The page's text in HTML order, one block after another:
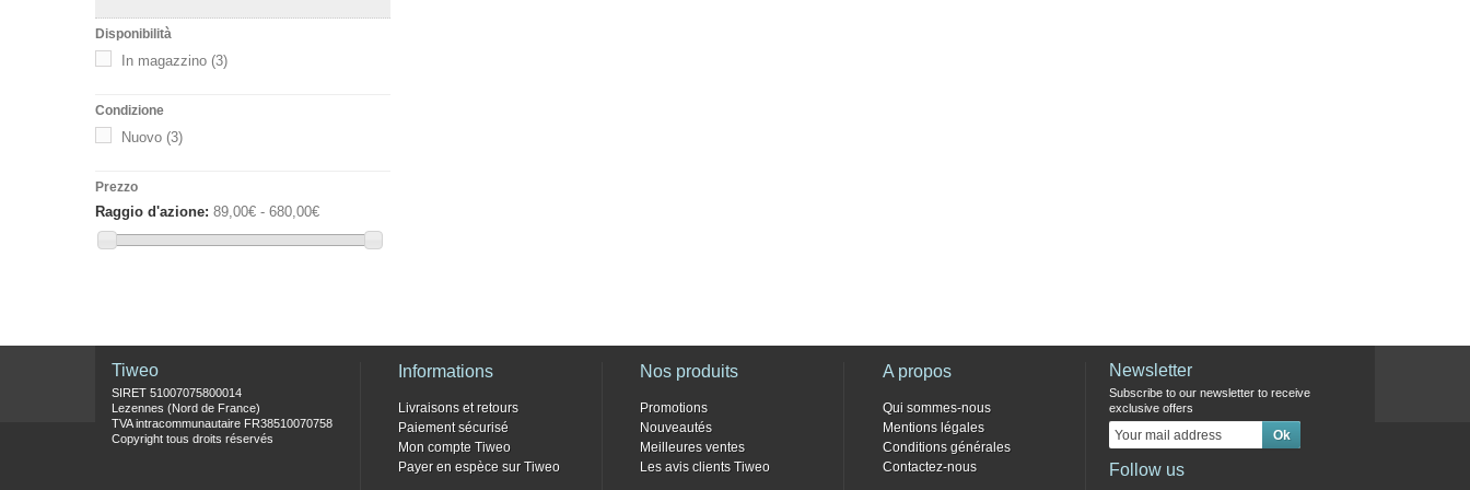
Disponibilità
In magazzino (3)
Condizione
Nuovo (3)
Prezzo
Raggio d'azione: 89,00€ - 680,00€
Tiweo
SIRET 51007075800014
Lezennes (Nord de France)
TVA intracommunautaire FR38510070758
Copyright tous droits réservés
Informations
Livraisons et retours
Paiement sécurisé
Mon compte Tiweo
Payer en espèce sur Tiweo
Nos produits
Promotions
Nouveautés
Meilleures ventes
Les avis clients Tiweo
A propos
Qui sommes-nous
Mentions légales
Conditions générales
Contactez-nous
Newsletter
Subscribe to our newsletter to receive
exclusive offers
Follow us